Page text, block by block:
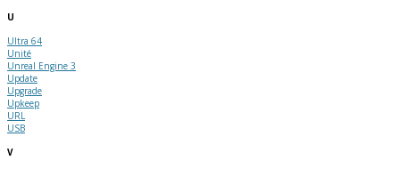
U
Ultra 64
Unité
Unreal Engine 3
Update
Upgrade
Upkeep
URL
USB
V